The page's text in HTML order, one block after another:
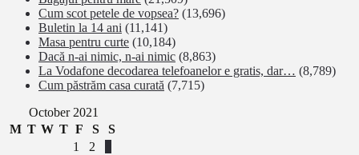
Cum scot petele de vopsea? (13,696)
Buletin la 14 ani (11,141)
Masa pentru curte (10,184)
Dacă n-ai nimic, n-ai nimic (8,863)
La Vodafone decodarea telefoanelor e gratis, dar… (8,789)
Cum păstrăm casa curată (7,715)
October 2021
M T W T F S
S
1
2